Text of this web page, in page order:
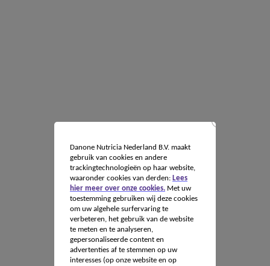
Danone Nutricia Nederland B.V. maakt
gebruik van cookies en andere
trackingtechnologieën op haar website,
waaronder cookies van derden: Lees
hier meer over onze cookies.Met uw
toestemming gebruiken wij deze cookies
om uw algehele surfervaring te
verbeteren, het gebruik van de website
te meten en te analyseren,
gepersonaliseerde content en
advertenties af te stemmen op uw
interesses (op onze website en op